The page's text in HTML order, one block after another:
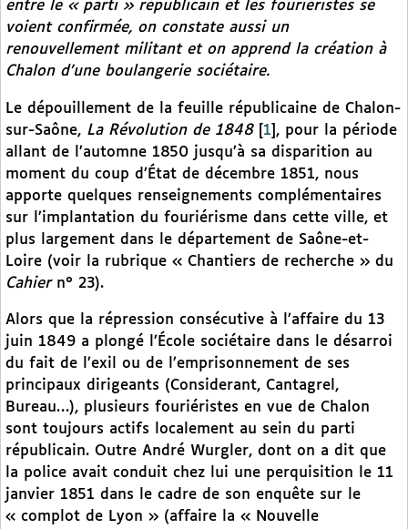
entre le « parti » républicain et les fouriéristes se
voient confirmée, on constate aussi un
renouvellement militant et on apprend la création à
Chalon d’une boulangerie sociétaire.
Le dépouillement de la feuille républicaine de Chalon-
sur-Saône, La Révolution de 1848[ 1 , pour la période
allant de l’automne 1850 jusqu’à sa disparition au
moment du coup d’État de décembre 1851, nous
apporte quelques renseignements complémentaires
sur l’implantation du fouriérisme dans cette ville, et
plus largement dans le département de Saône-et-
Loire (voir la rubrique « Chantiers de recherche » du
Cahiern° 23).
Alors que la répression consécutive à l’affaire du 13
juin 1849 a plongé l’École sociétaire dans le désarroi
du fait de l’exil ou de l’emprisonnement de ses
principaux dirigeants (Considerant, Cantagrel,
Bureau…), plusieurs fouriéristes en vue de Chalon
sont toujours actifs localement au sein du parti
républicain. Outre André Wurgler, dont on a dit que
la police avait conduit chez lui une perquisition le 11
janvier 1851 dans le cadre de son enquête sur le
« complot de Lyon » (affaire la « Nouvelle